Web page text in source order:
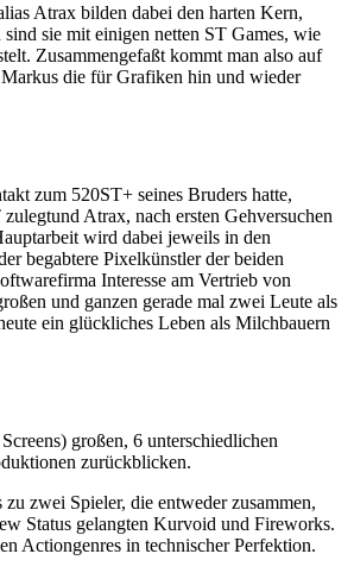
Atrax bilden dabei den harten Kern,
sie mit einigen netten ST Games, wie
Zusammengefaßt kommt man also auf
die für Grafiken hin und wieder
zum 520ST+ seines Bruders hatte,
Atrax, nach ersten Gehversuchen
wird dabei jeweils in den
begabtere Pixelkünstler der beiden
Interesse am Vertrieb von
und ganzen gerade mal zwei Leute als
ein glückliches Leben als Milchbauern
großen, 6 unterschiedlichen
zurückblicken.
zwei Spieler, die entweder zusammen,
Status gelangten Kurvoid und Fireworks.
Actiongenres in technischer Perfektion.